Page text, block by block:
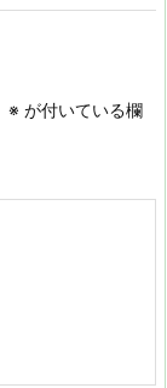
※ が付いている欄